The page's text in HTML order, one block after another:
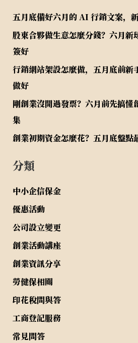
五月底備好六月的 AI 行銷文案，
股東合夥做生意怎麼分錢？六月新
簽好
行銷網站架設怎麼做，五月底前新
做好
剛創業沒開過發票？六月前先搞懂
集
創業初期資金怎麼花？五月底盤點
分類
中小企信保金
優惠活動
公司設立變更
創業活動講座
創業資訊分享
勞健保相關
印花稅問與答
工商登記服務
常見問答